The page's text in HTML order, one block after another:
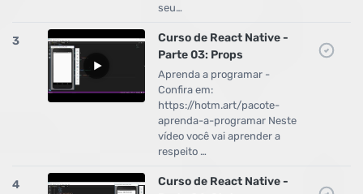
seu…
3
Curso de React Native -
Parte 03: Props
Aprenda a programar -
Confira em:
https://hotm.art/pacote-
aprenda-a-programar Neste
vídeo você vai aprender a
respeito …
4
Curso de React Native -